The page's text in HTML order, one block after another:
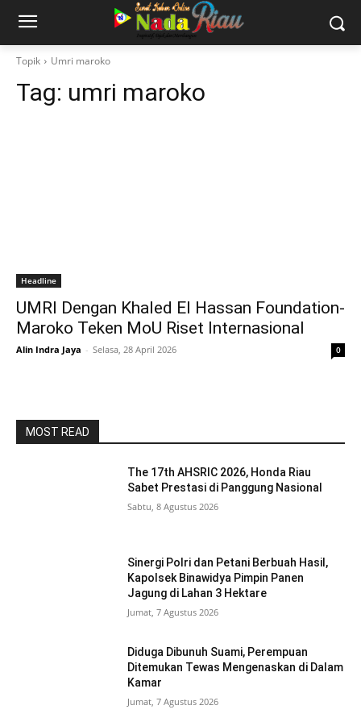
Topik Umri maroko
Tag: umri maroko
Headline
UMRI Dengan Khaled El Hassan Foundation-
Maroko Teken MoU Riset Internasional
Alin Indra Jaya - Selasa, 28 April 2026 0
MOST READ
The 17th AHSRIC 2026, Honda Riau
Sabet Prestasi di Panggung Nasional
Sabtu, 8 Agustus 2026
Sinergi Polri dan Petani Berbuah Hasil,
Kapolsek Binawidya Pimpin Panen
Jagung di Lahan 3 Hektare
Jumat, 7 Agustus 2026
Diduga Dibunuh Suami, Perempuan
Ditemukan Tewas Mengenaskan di Dalam
Kamar
Jumat, 7 Agustus 2026